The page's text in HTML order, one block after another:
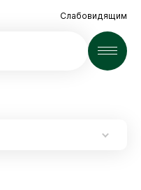
Слабовидящим